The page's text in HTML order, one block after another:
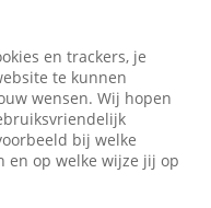
en trackers, je
te kunnen
wensen. Wij hopen
bij welke
en op welke wijze jij op